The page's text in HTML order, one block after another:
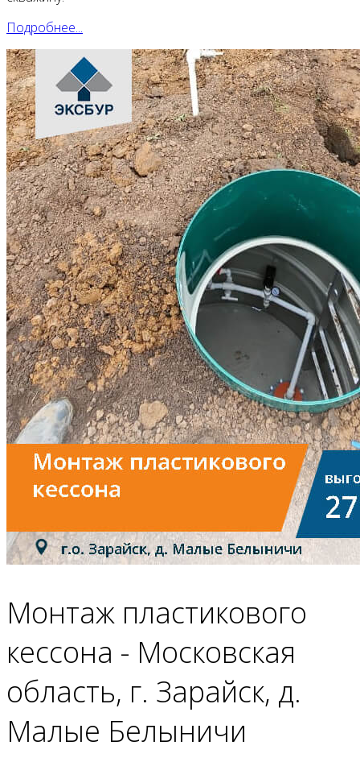
Подробнее...
Монтаж пластикового
кессона - Московская
область, г. Зарайск, д.
Малые Белыничи